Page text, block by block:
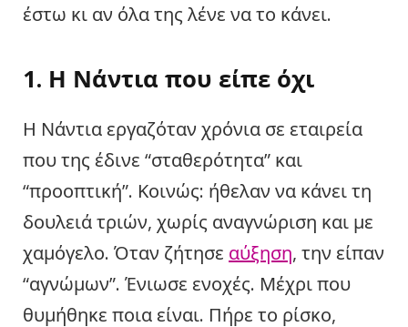
έστω κι αν όλα της λένε να το κάνει.
1. Η Νάντια που είπε όχι
Η Νάντια εργαζόταν χρόνια σε εταιρεία
που της έδινε “σταθερότητα” και
“προοπτική”. Κοινώς: ήθελαν να κάνει τη
δουλειά τριών, χωρίς αναγνώριση και με
χαμόγελο. Όταν ζήτησε αύξηση, την είπαν
“αγνώμων”. Ένιωσε ενοχές. Μέχρι που
θυμήθηκε ποια είναι. Πήρε το ρίσκο,